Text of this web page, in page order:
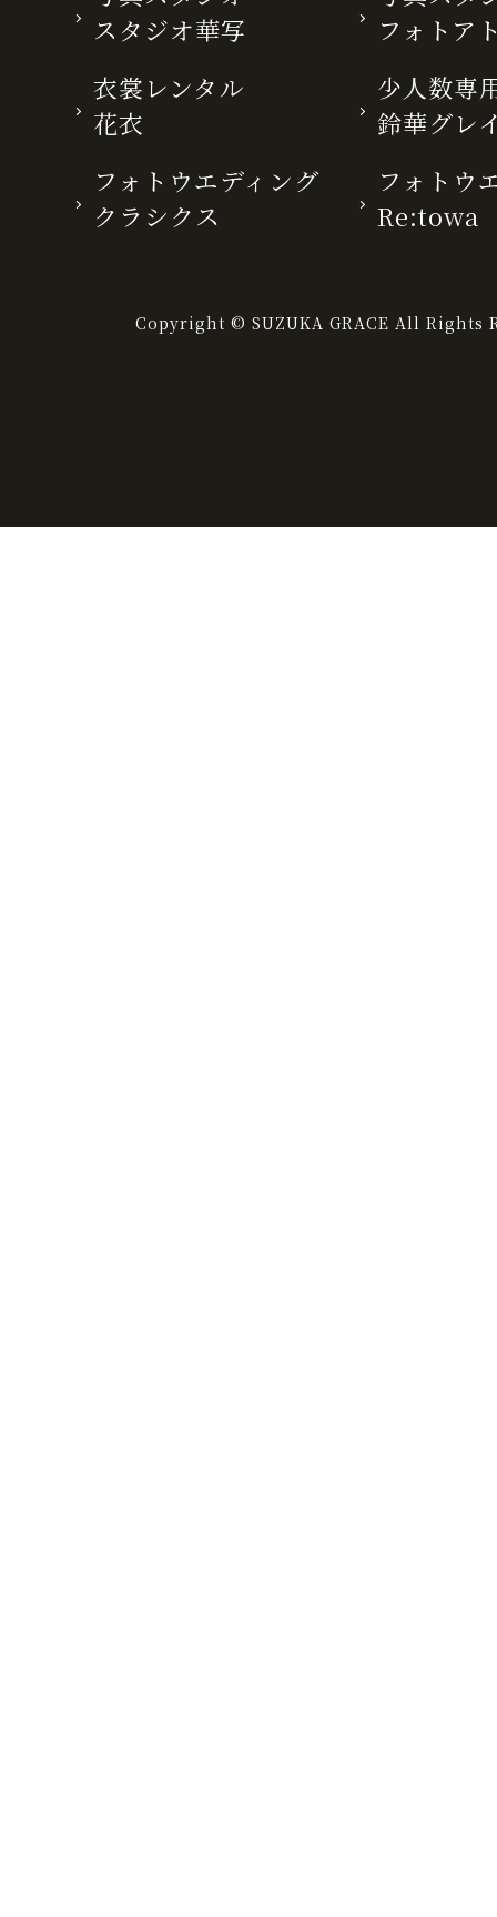
スタジオ華写
フォトア
衣裳レンタル
花衣
少人数専
鈴華グレ
フォトウエディング
クラシクス
フォトウ
Re:towa
Copyright © SUZUKA GRACE All Rights